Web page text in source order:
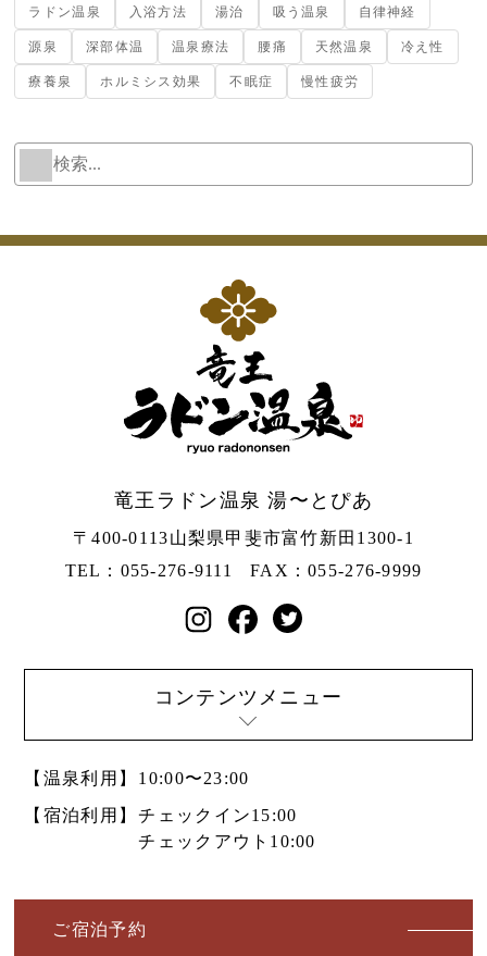
ラドン温泉 入浴方法 湯治 吸う温泉 自律神経
源泉 深部体温 温泉療法 腰痛 天然温泉 冷え性
療養泉 ホルミシス効果 不眠症 慢性疲労
竜王ラドン温泉 湯〜とぴあ
〒400-0113山梨県甲斐市富竹新田1300-1
TEL：055-276-9111
FAX：055-276-9999
コンテンツメニュー
【温泉利用】
10:00〜23:00
【宿泊利用】 チェックイン15:00
チェックアウト10:00
ご宿泊予約